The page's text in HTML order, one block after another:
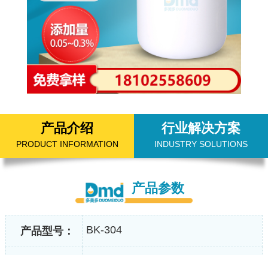
产品介绍
PRODUCT INFORMATION
行业解决方案
INDUSTRY SOLUTIONS
产品参数
产品型号： BK-304